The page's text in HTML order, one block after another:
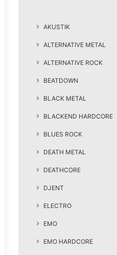
AKUSTIK
ALTERNATIVE METAL
ALTERNATIVE ROCK
BEATDOWN
BLACK METAL
BLACKEND HARDCORE
BLUES ROCK
DEATH METAL
DEATHCORE
DJENT
ELECTRO
EMO
EMO HARDCORE